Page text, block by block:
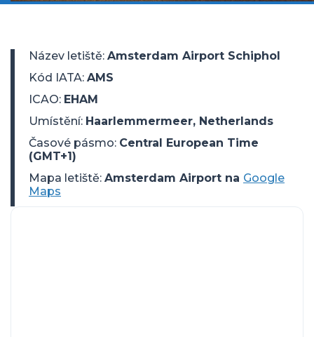
Název letiště: Amsterdam Airport Schiphol
Kód IATA: AMS
ICAO: EHAM
Umístění: Haarlemmermeer, Netherlands
Časové pásmo: Central European Time
(GMT+1)
Mapa letiště: Amsterdam Airport na Google
Maps